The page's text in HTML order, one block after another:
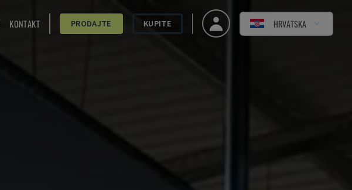
KONTAKT PRODAJTE KUPITE HRVATSKA